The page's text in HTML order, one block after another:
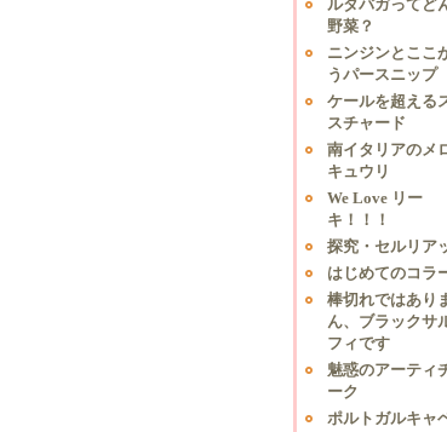
ルタバガってど
野菜？
ニンジンとここ
うパースニップ
ケールを超える
スチャード
南イタリアのメ
キュウリ
We Love リー
キ！！！
探究・セルリア
はじめてのコラ
棒切れではあり
ん、ブラックサ
フィです
魅惑のアーティ
ーク
ポルトガルキャ